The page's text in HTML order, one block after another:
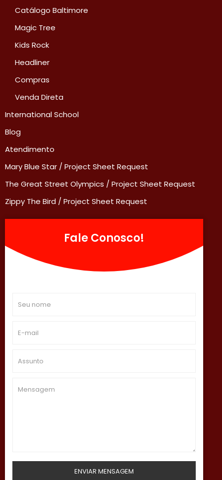
Catálogo Baltimore
Magic Tree
Kids Rock
Headliner
Compras
Venda Direta
International School
Blog
Atendimento
Mary Blue Star / Project Sheet Request
The Great Street Olympics / Project Sheet Request
Zippy The Bird / Project Sheet Request
Fale Conosco!